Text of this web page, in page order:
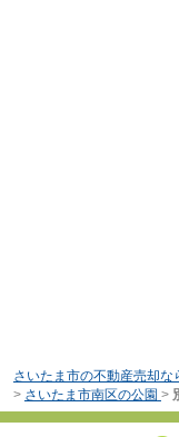
さいたま市の不動産売却な
> さいたま市南区の公園 >